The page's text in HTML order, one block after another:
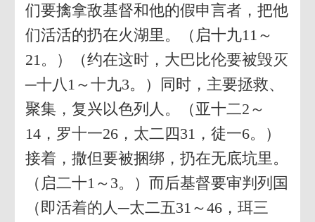
们要擒拿敌基督和他的假申言者，把他
们活活的扔在火湖里。（启十九11～
21。）（约在这时，大巴比伦要被毁灭
─十八1～十九3。）同时，主要拯救、
聚集，复兴以色列人。（亚十二2～
14，罗十一26，太二四31，徒一6。）
接着，撒但要被捆绑，扔在无底坑里。
（启二十1～3。）而后基督要审判列国
（即活着的人─太二五31～46，珥三